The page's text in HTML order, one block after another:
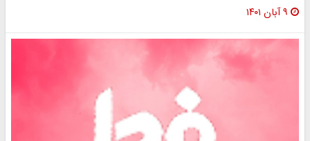
۹ آبان ۱۴۰۱